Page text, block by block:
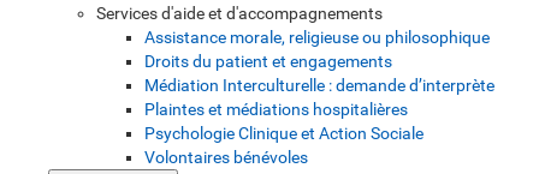
Services d'aide et d'accompagnements
Assistance morale, religieuse ou philosophique
Droits du patient et engagements
Médiation Interculturelle : demande d’interprète
Plaintes et médiations hospitalières
Psychologie Clinique et Action Sociale
Volontaires bénévoles